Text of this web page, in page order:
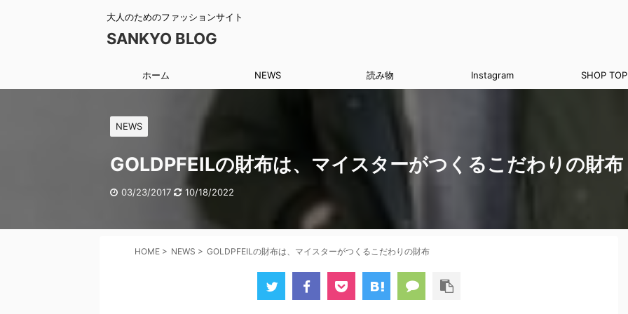
大人のためのファッションサイト
SANKYO BLOG
ホーム NEWS 読み物 Instagram SHOP TOP
NEWS
GOLDPFEILの財布は、マイスターがつくるこだわりの財布
03/23/2017 10/18/2022
HOME > NEWS > GOLDPFEILの財布は、マイスターがつくるこだわりの財布